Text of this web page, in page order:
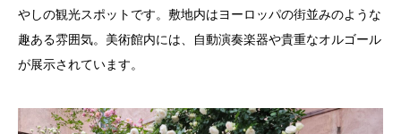
やしの観光スポットです。敷地内はヨーロッパの街並みのような
趣ある雰囲気。美術館内には、自動演奏楽器や貴重なオルゴール
が展示されています。